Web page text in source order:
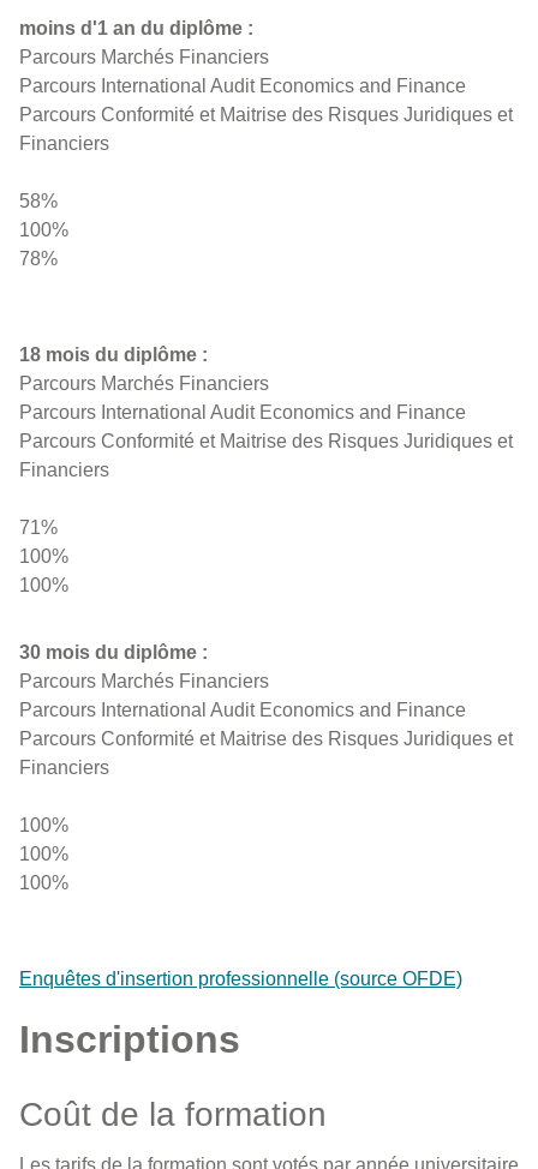
moins d'1 an du diplôme :
Parcours Marchés Financiers
Parcours International Audit Economics and Finance
Parcours Conformité et Maitrise des Risques Juridiques et
Financiers
58%
100%
78%
18 mois du diplôme :
Parcours Marchés Financiers
Parcours International Audit Economics and Finance
Parcours Conformité et Maitrise des Risques Juridiques et
Financiers
71%
100%
100%
30 mois du diplôme :
Parcours Marchés Financiers
Parcours International Audit Economics and Finance
Parcours Conformité et Maitrise des Risques Juridiques et
Financiers
100%
100%
100%
Enquêtes d'insertion professionnelle (source OFDE)
Inscriptions
Coût de la formation
Les tarifs de la formation sont votés par année universitaire